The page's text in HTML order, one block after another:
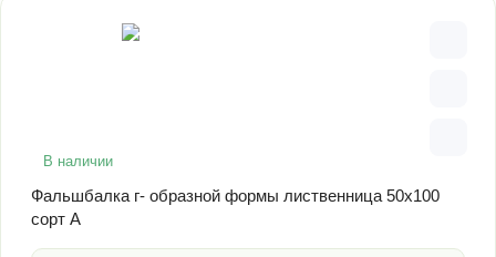
В наличии
Фальшбалка г- образной формы лиственница 50х100
сорт А